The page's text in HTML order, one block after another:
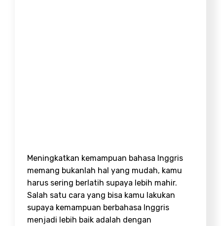
Meningkatkan kemampuan bahasa Inggris
memang bukanlah hal yang mudah, kamu
harus sering berlatih supaya lebih mahir.
Salah satu cara yang bisa kamu lakukan
supaya kemampuan berbahasa Inggris
menjadi lebih baik adalah dengan